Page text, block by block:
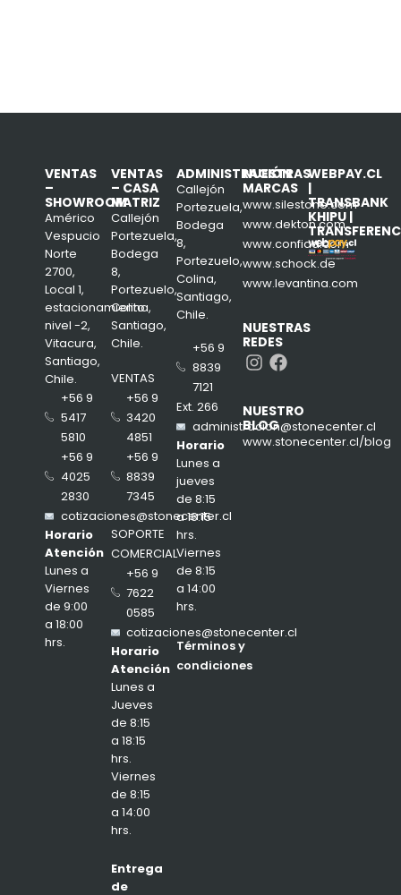
VENTAS
–
SHOWROOM
Américo
Vespucio
Norte
2700,
Local 1,
estacionamiento
nivel -2,
Vitacura,
Santiago,
Chile.
+56 9
5417
5810
+56 9
4025
2830
cotizaciones@stonecenter.cl
Horario
Atención
Lunes a
Viernes
de 9:00
a 18:00
hrs.
VENTAS
– CASA
MATRIZ
Callejón
Portezuela,
Bodega
8,
Portezuelo,
Colina,
Santiago,
Chile.
VENTAS
+56 9
3420
4851
+56 9
8839
7345
SOPORTE
COMERCIAL
+56 9
7622
0585
cotizaciones@stonecenter.cl
Horario
Atención
Lunes a
Jueves
de 8:15
a 18:15
hrs.
Viernes
de 8:15
a 14:00
hrs.
Entrega
de
ADMINISTRACIÓN
Callejón
Portezuela,
Bodega
8,
Portezuelo,
Colina,
Santiago,
Chile.
+56 9
8839
7121
Ext. 266
administracion@stonecenter.cl
Horario
Lunes a
jueves
de 8:15
a 18:15
hrs.
Viernes
de 8:15
a 14:00
hrs.
Términos y
condiciones
NUESTRAS
MARCAS
www.silestone.com
www.dekton.com
www.confiad.com
www.schock.de
www.levantina.com
NUESTRAS
REDES
Instagram
Facebook
NUESTRO
BLOG
www.stonecenter.cl/blog
WEBPAY.CL
|
TRANSBANK
KHIPU |